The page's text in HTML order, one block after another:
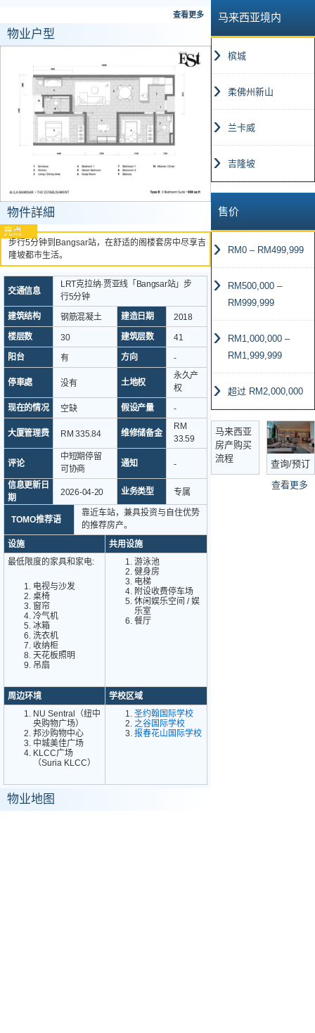
马来西亚境内
槟城
柔佛州新山
兰卡威
吉隆坡
售价
RM0 – RM499,999
RM500,000 –
RM999,999
RM1,000,000 –
RM1,999,999
超过 RM2,000,000
马来西亚
房产购买
流程
查询/预订
查看更多
查看更多
物业户型
物件詳細
亮点
步行5分钟到Bangsar站，在舒适的阁楼套房中尽享吉
隆坡都市生活。
交通信息
LRT克拉纳·贾亚线「Bangsar站」步
行5分钟
建筑结构
钢筋混凝土 建造日期
2018
楼层数
30 建筑层数
41
阳台
有 方向 -
停車處 没有 土地权
永久产
权
现在的情况
空缺 假设产量 -
大厦管理费 RM 335.84 维修储备金
RM
33.59
评论
中短期停留
可协商
通知 -
信息更新日
期
2026-04-20 业务类型 专属
TOMO推荐语
靠近车站，兼具投资与自住优势
的推荐房产。
设施
共用设施
最低限度的家具和家电:
电视与沙发
桌椅
窗帘
冷气机
冰箱
洗衣机
收纳柜
天花板照明
吊扇
游泳池
健身房
电梯
附设收费停车场
休闲娱乐空间 / 娱
乐室
餐厅
周边环境
学校区域
NU Sentral（纽中
央购物广场）
邦沙购物中心
中城美佳广场
KLCC广场
（Suria KLCC）
圣约翰国际学校
之谷国际学校
报春花山国际学校
物业地图